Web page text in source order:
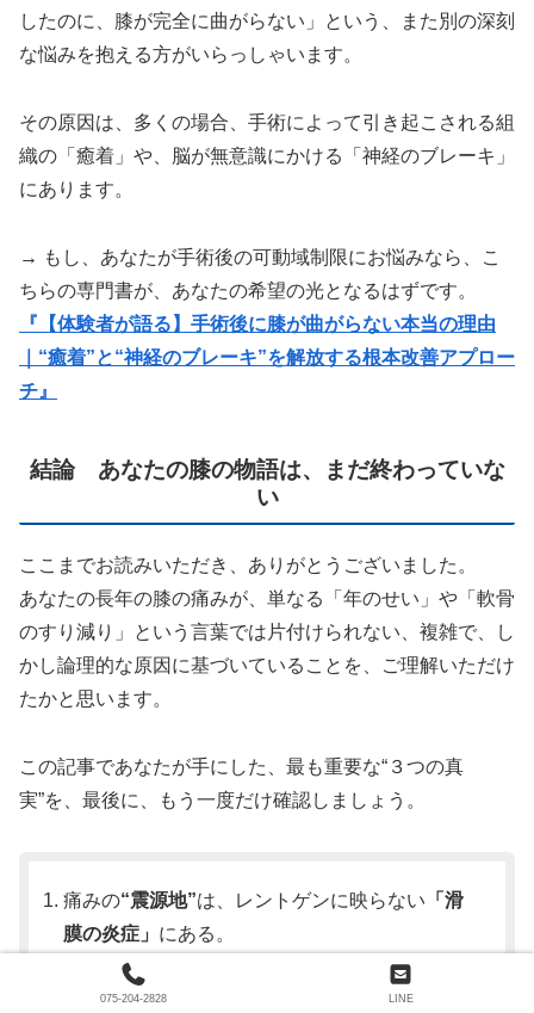
したのに、膝が完全に曲がらない」という、また別の深刻
な悩みを抱える方がいらっしゃいます。
その原因は、多くの場合、手術によって引き起こされる組
織の「癒着」や、脳が無意識にかける「神経のブレーキ」
にあります。
→ もし、あなたが手術後の可動域制限にお悩みなら、こ
ちらの専門書が、あなたの希望の光となるはずです。
『【体験者が語る】手術後に膝が曲がらない本当の理由
｜“癒着”と“神経のブレーキ”を解放する根本改善アプロー
チ』
結論 あなたの膝の物語は、まだ終わっていな
い
ここまでお読みいただき、ありがとうございました。
あなたの長年の膝の痛みが、単なる「年のせい」や「軟骨
のすり減り」という言葉では片付けられない、複雑で、し
かし論理的な原因に基づいていることを、ご理解いただけ
たかと思います。
この記事であなたが手にした、最も重要な“３つの真
実”を、最後に、もう一度だけ確認しましょう。
痛みの“震源地”は、レントゲンに映らない 「滑
膜の炎症」 にある。
その炎症の
「全身の運
動連鎖の破綻」
075-204-2828 LINE